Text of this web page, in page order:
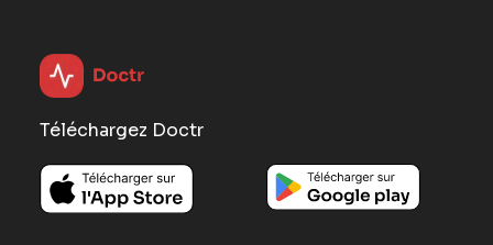
Téléchargez Doctr